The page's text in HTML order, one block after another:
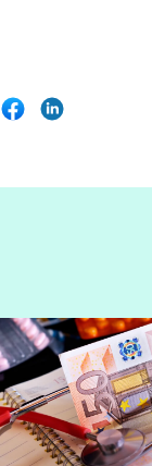
Facebook